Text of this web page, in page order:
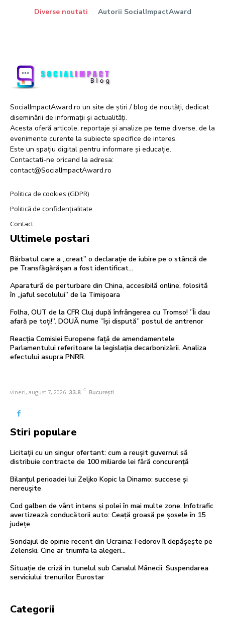
Diverse noutati Autorii SocialImpactAward
SocialImpactAward.ro un site de știri / blog de noutăți, dedicat
diseminării de informații și actualități.
Acesta oferă articole, reportaje și analize pe teme diverse, de la
evenimente curente la subiecte specifice de interes.
Este un spațiu digital pentru informare și educație.
Contactati-ne oricand la adresa:
contact@SocialImpactAward.ro
Politica de cookies (GDPR)
Politică de confidențialitate
Contact
Ultimele postari
Bărbatul care a „creat” o declarație de iubire pe o stâncă de
pe Transfăgărășan a fost identificat…
Aparatură de perturbare din China, accesibilă online, folosită
în „jaful secolului” de la Timișoara
Folha, OUT de la CFR Cluj după înfrângerea cu Tromso! ”Îi dau
afară pe toți!”. DOUĂ nume ”își dispută” postul de antrenor
Reacția Comisiei Europene față de amendamentele
Parlamentului referitoare la legislația decarbonizării. Analiza
efectului asupra PNRR.
vineri, august 7, 2026 33.8 C București
Stiri populare
Licitații cu un singur ofertant: cum a reușit guvernul să
distribuie contracte de 100 miliarde lei fără concurență
Bilanțul perioadei lui Zeljko Kopic la Dinamo: succese și
nereușite
Cod galben de vânt intens și polei în mai multe zone. Infotrafic
avertizează conducătorii auto: Ceață groasă pe șosele în 15
județe
Sondajul de opinie recent din Ucraina: Fedorov îl depășește pe
Zelenski. Cine ar triumfa la alegeri…
Situație de criză în tunelul sub Canalul Mânecii: Suspendarea
serviciului trenurilor Eurostar
Categorii